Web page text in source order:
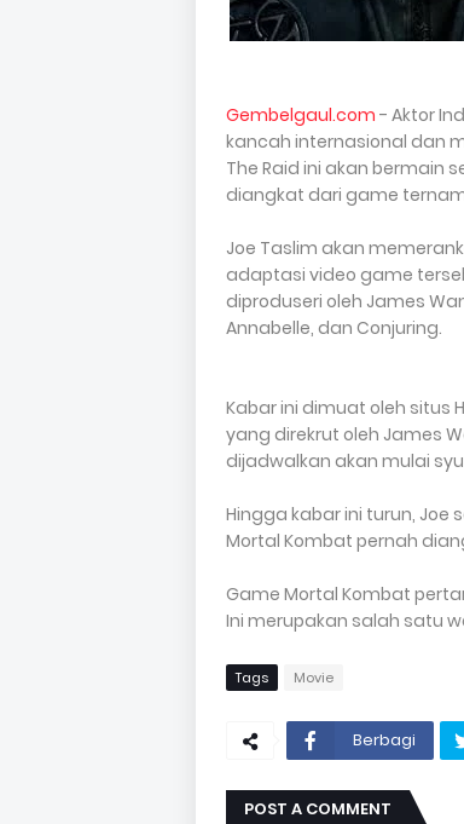
Gembelgaul.com - Aktor
kancah internasional dan
The Raid ini akan bermain
diangkat dari game
Joe Taslim akan
adaptasi video game
diproduseri oleh James
Annabelle, dan Conjuring.
Kabar ini dimuat oleh situs
yang direkrut oleh James
dijadwalkan akan mulai
Hingga kabar ini turun, Joe
Mortal Kombat pernah
Game Mortal Kombat
Ini merupakan salah satu
Tags Movie
Berbagi
POST A COMMENT